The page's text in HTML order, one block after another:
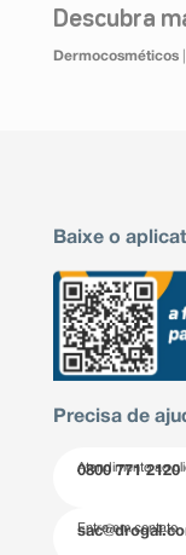
Descubra
Dermocosméticos
Baixe o
Precisa de
Atendimento ao
0800 771 2120
Entre em contato